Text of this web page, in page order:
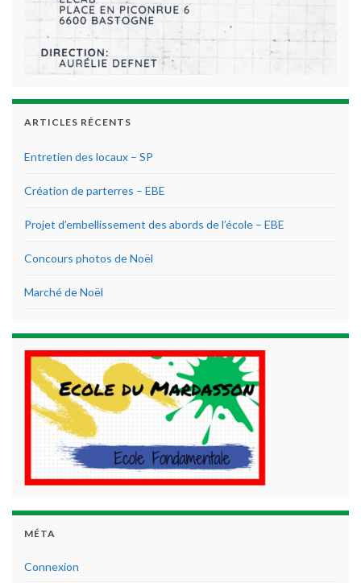
ARTICLES RÉCENTS
Entretien des locaux – SP
Création de parterres – EBE
Projet d’embellissement des abords de l’école – EBE
Concours photos de Noël
Marché de Noël
MÉTA
Connexion